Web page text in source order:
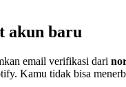
akun baru
email verifikasi dari
Kamu tidak bisa